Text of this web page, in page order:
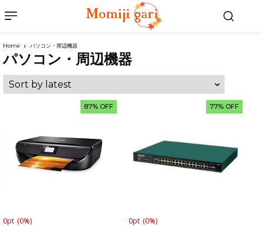
Home パソコン・周辺機器
パソコン・周辺機器
87% OFF
0pt (0%)
77% OFF
0pt (0%)